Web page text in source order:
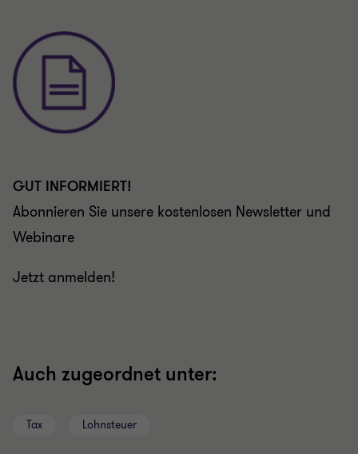
GUT INFORMIERT!
Abonnieren Sie unsere kostenlosen Newsletter und
Webinare
Jetzt anmelden!
Auch zugeordnet unter:
Tax Lohnsteuer